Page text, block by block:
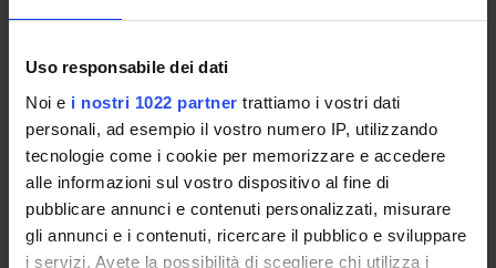
Uso responsabile dei dati
Noi e i nostri 1022 partner trattiamo i vostri dati
personali, ad esempio il vostro numero IP, utilizzando
tecnologie come i cookie per memorizzare e accedere
alle informazioni sul vostro dispositivo al fine di
pubblicare annunci e contenuti personalizzati, misurare
gli annunci e i contenuti, ricercare il pubblico e sviluppare
i servizi. Avete la possibilità di scegliere chi utilizza i
ORGANISATION
GOVERNANCE
COMMITTEES
DEPARTMENT ADMINISTRATION OFFICES
STUDENT ADMINISTRATION OFFICES